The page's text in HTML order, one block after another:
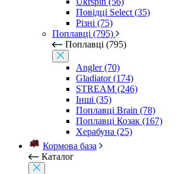
Повідці Select (35)
Різні (75)
Поплавці (795)
Поплавці (795)
Angler (70)
Gladiator (174)
STREAM (246)
Інші (35)
Поплавці Brain (78)
Поплавці Козак (167)
Херабуна (25)
Кормова база
Каталог